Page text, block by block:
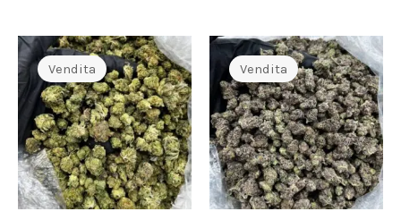
Vendita Vendita